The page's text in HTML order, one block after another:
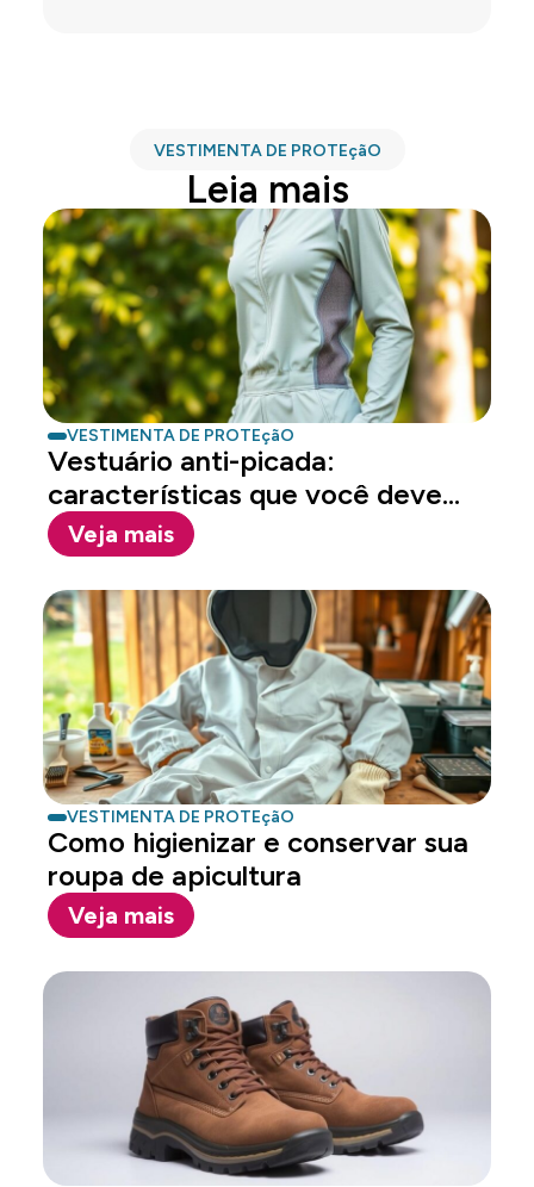
VESTIMENTA DE PROTEçãO
Leia mais
VESTIMENTA DE PROTEçãO
Vestuário anti-picada:
características que você deve
conhecer
Veja mais
VESTIMENTA DE PROTEçãO
Como higienizar e conservar sua
roupa de apicultura
Veja mais